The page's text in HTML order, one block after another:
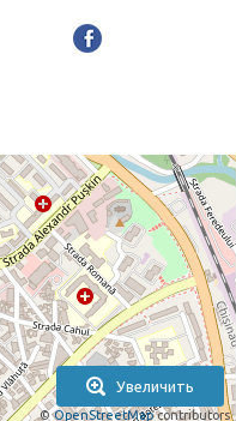
Увеличить
©OpenStreetMapcontributors